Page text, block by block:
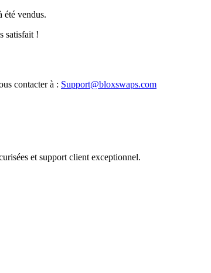
été vendus.
satisfait !
contacter à : Support@bloxswaps.com
et support client exceptionnel.